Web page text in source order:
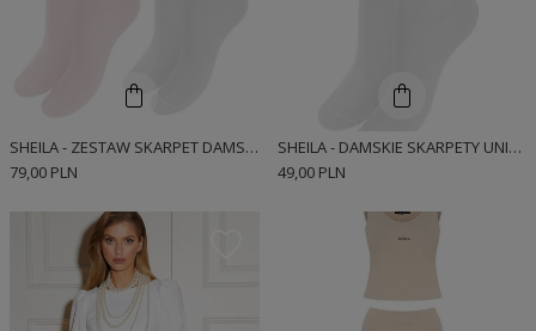
SHEILA - ZESTAW SKARPET DAMSKICH UNISEX 2 PAK Z LOGO BIEL I RÓŻ
79,00 PLN
SHEILA - DAMSKIE SKARPETY UNISEX BIAŁO/CZARNE Z LOGO
49,00 PLN